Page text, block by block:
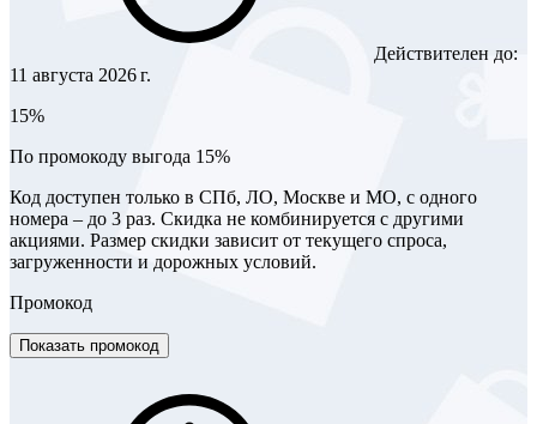
Действителен до:
11 августа 2026 г.
15%
По промокоду выгода 15%
Код доступен только в СПб, ЛО, Москве и МО, с одного
номера – до 3 раз. Скидка не комбинируется с другими
акциями. Размер скидки зависит от текущего спроса,
загруженности и дорожных условий.
Промокод
Показать промокод